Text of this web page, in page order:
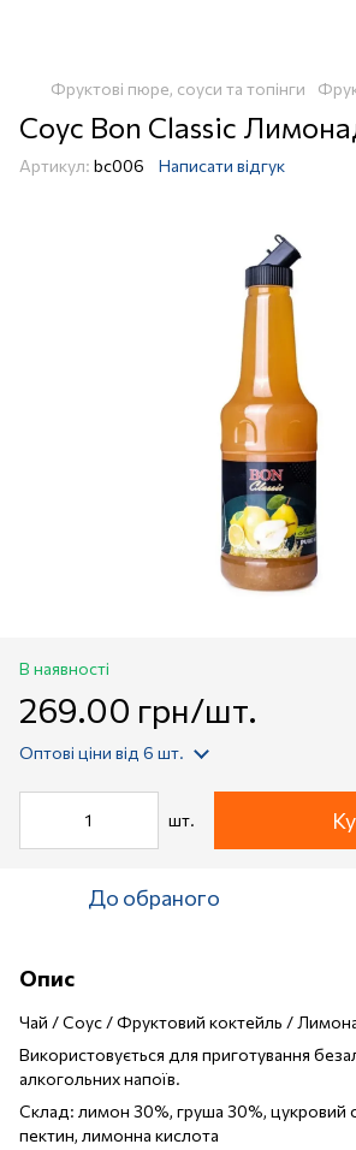
Фруктові пюре, соуси та топінги
Соус Bon Classic
Артикул: bc006 Написати відгук
В наявності
269.00 грн/шт.
Оптові ціни від 6 шт.
шт.
До обраного
Опис
Чай / Соус / Фруктовий коктейль /
Використовується для приготування
алкогольних напоїв.
Склад: лимон 30%, груша 30%, цукровий
пектин, лимонна кислота